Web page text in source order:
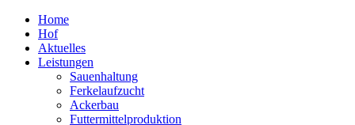
Home
Hof
Aktuelles
Leistungen
Sauenhaltung
Ferkelaufzucht
Ackerbau
Futtermittelproduktion